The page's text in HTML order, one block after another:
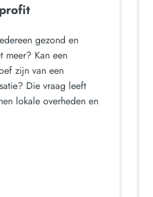
gezond en
meer? Kan een
zijn van een
Die vraag leeft
lokale overheden en